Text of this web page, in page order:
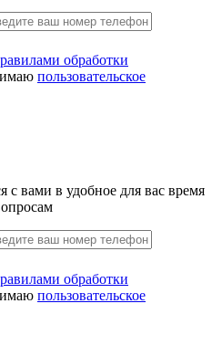
обработки
пользовательское
вами в удобное для вас время
обработки
пользовательское